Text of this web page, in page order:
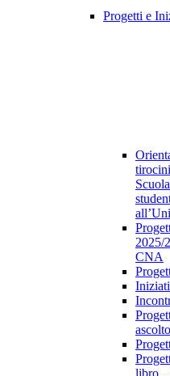
Progetti e
2025/
CNA